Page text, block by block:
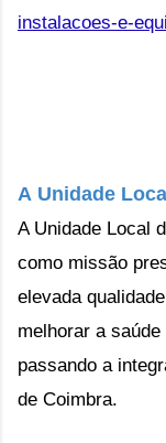
instalacoes-e-
A Unidade
A Unidade Local
como missão
elevada
melhorar a
passando a
de Coimbra.